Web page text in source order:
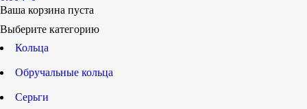
Ваша корзина пуста
Выберите категорию
Кольца
Обручальные кольца
Серьги